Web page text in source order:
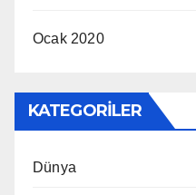
Ocak 2020
KATEGORILER
Dünya